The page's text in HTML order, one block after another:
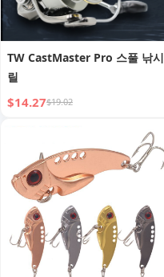
TW CastMaster Pro 스풀 낚시
릴
$14.27$19.02